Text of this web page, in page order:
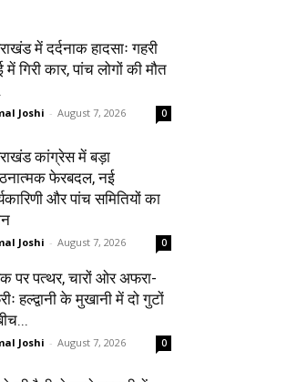
में दर्दनाक हादसाः गहरी
में गिरी कार, पांच लोगों की मौत
Joshi - August 7, 2026 0
कांग्रेस में बड़ा
फेरबदल, नई
और पांच समितियों का
Joshi - August 7, 2026 0
पर पत्थर, चारों ओर अफरा-
हल्द्वानी के मुखानी में दो गुटों
Joshi - August 7, 2026 0